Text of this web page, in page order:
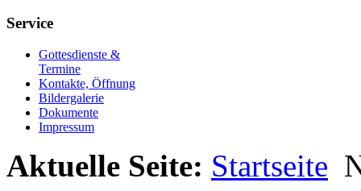
Service
Gottesdienste &
Termine
Kontakte, Öffnung
Bildergalerie
Dokumente
Impressum
Aktuelle Seite: Startseite